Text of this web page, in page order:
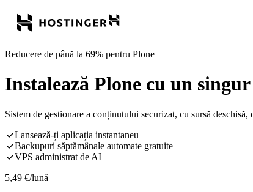
Reducere de până la 69% pentru Plone
Instalează Plone cu un
Sistem de gestionare a conținutului securizat, cu sursă
Lansează-ți aplicația instantaneu
Backupuri săptămânale automate gratuite
VPS administrat de AI
5,49 €/lună